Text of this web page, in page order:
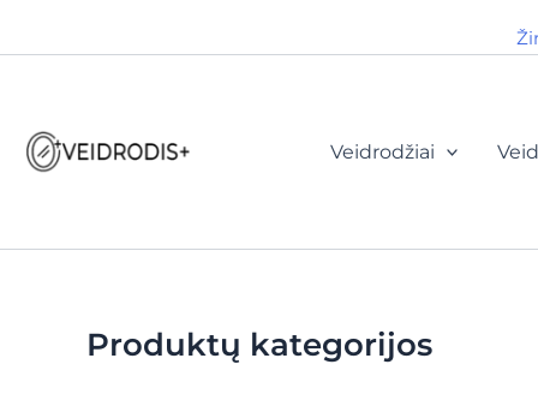
Veidrodžiai
Produktų kategorijos